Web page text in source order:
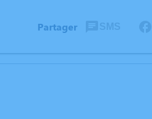
Partager